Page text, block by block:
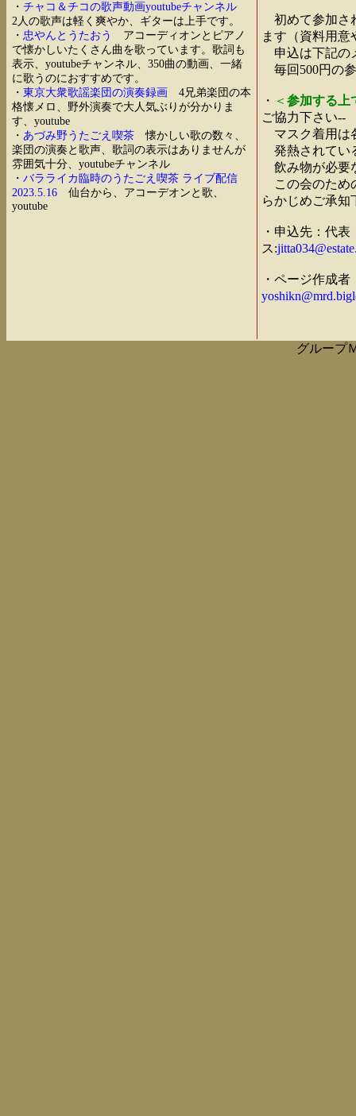
・ チャコ＆チコの歌声動画youtubeチャンネル
2人の歌声は軽く爽やか、ギターは上手です。
・ 忠やんとうたおう
アコーディオンとピアノ
で懐かしいたくさん曲を歌っています。歌詞も
表示、youtubeチャンネル、350曲の動画、一緒
に歌うのにおすすめです。
・ 東京大衆歌謡楽団の演奏録画 4兄弟楽団の本
格懐メロ、野外演奏で大人気ぶりが分かりま
す、youtube
・ あづみ野うたごえ喫茶 懐かしい歌の数々、
楽団の演奏と歌声、歌詞の表示はありませんが
雰囲気十分、youtubeチャンネル
・ バラライカ臨時のうたごえ喫茶 ライブ配信
2023.5.16 仙台から、アコーデオンと歌、
youtube
初めて参加さ
ます（資料用意
申込は下記の
毎回500円の
・ ＜ 参加する上
ご協力下さい--
マスク着用は
発熱されてい
飲み物が必要
この会のため
らかじめご承知
・申込先：代
ス:
・ページ作成
グループ